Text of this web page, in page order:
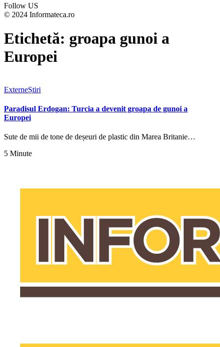
Follow US
© 2024 Informateca.ro
Etichetă: groapa gunoi a
Europei
ExterneȘtiri
Paradisul Erdogan: Turcia a devenit groapa de gunoi a
Europei
Sute de mii de tone de deșeuri de plastic din Marea Britanie…
5 Minute